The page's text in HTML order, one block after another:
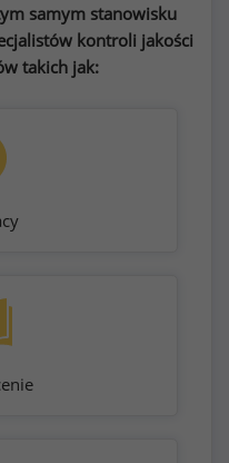
samym stanowisku
kontroli jakości
takich jak: